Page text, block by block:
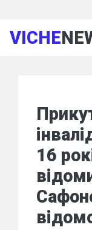
VICHE
16